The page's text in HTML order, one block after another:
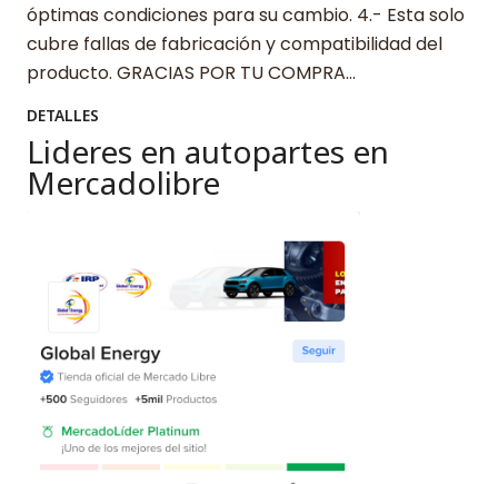
óptimas condiciones para su cambio. 4.- Esta solo
cubre fallas de fabricación y compatibilidad del
producto. GRACIAS POR TU COMPRA…
DETALLES
Lideres en autopartes en
Mercadolibre